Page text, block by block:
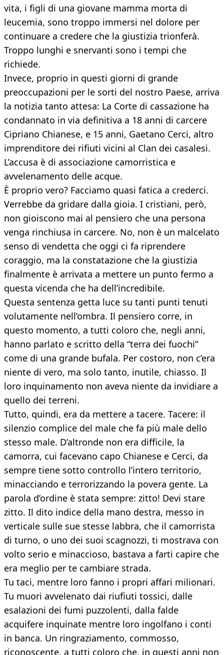
vita, i figli di una giovane mamma morta di
leucemia, sono troppo immersi nel dolore per
continuare a credere che la giustizia trionferà.
Troppo lunghi e snervanti sono i tempi che
richiede.
Invece, proprio in questi giorni di grande
preoccupazioni per le sorti del nostro Paese, arriva
la notizia tanto attesa: La Corte di cassazione ha
condannato in via definitiva a 18 anni di carcere
Cipriano Chianese, e 15 anni, Gaetano Cerci, altro
imprenditore dei rifiuti vicini al Clan dei casalesi.
L’accusa è di associazione camorristica e
avvelenamento delle acque.
È proprio vero? Facciamo quasi fatica a crederci.
Verrebbe da gridare dalla gioia. I cristiani, però,
non gioiscono mai al pensiero che una persona
venga rinchiusa in carcere. No, non è un malcelato
senso di vendetta che oggi ci fa riprendere
coraggio, ma la constatazione che la giustizia
finalmente è arrivata a mettere un punto fermo a
questa vicenda che ha dell’incredibile.
Questa sentenza getta luce su tanti punti tenuti
volutamente nell’ombra. Il pensiero corre, in
questo momento, a tutti coloro che, negli anni,
hanno parlato e scritto della “terra dei fuochi”
come di una grande bufala. Per costoro, non c’era
niente di vero, ma solo tanto, inutile, chiasso. Il
loro inquinamento non aveva niente da invidiare a
quello dei terreni.
Tutto, quindi, era da mettere a tacere. Tacere: il
silenzio complice del male che fa più male dello
stesso male. D’altronde non era difficile, la
camorra, cui facevano capo Chianese e Cerci, da
sempre tiene sotto controllo l’intero territorio,
minacciando e terrorizzando la povera gente. La
parola d’ordine è stata sempre: zitto! Devi stare
zitto. Il dito indice della mano destra, messo in
verticale sulle sue stesse labbra, che il camorrista
di turno, o uno dei suoi scagnozzi, ti mostrava con
volto serio e minaccioso, bastava a farti capire che
era meglio per te cambiare strada.
Tu taci, mentre loro fanno i propri affari milionari.
Tu muori avvelenato dai riufiuti tossici, dalle
esalazioni dei fumi puzzolenti, dalla falde
acquifere inquinate mentre loro ingolfano i conti
in banca. Un ringraziamento, commosso,
riconoscente, a tutti coloro che, in questi anni non